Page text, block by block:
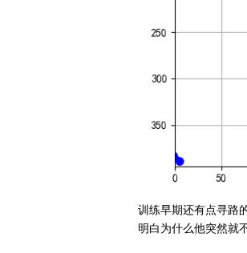
训练早期还有点寻路
明白为什么他突然就